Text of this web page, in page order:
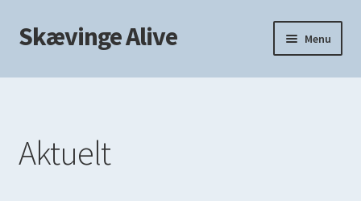
Spring
til
Spring
til
Skævinge Alive Menu
Forside
Kortklubben
Aktuelt